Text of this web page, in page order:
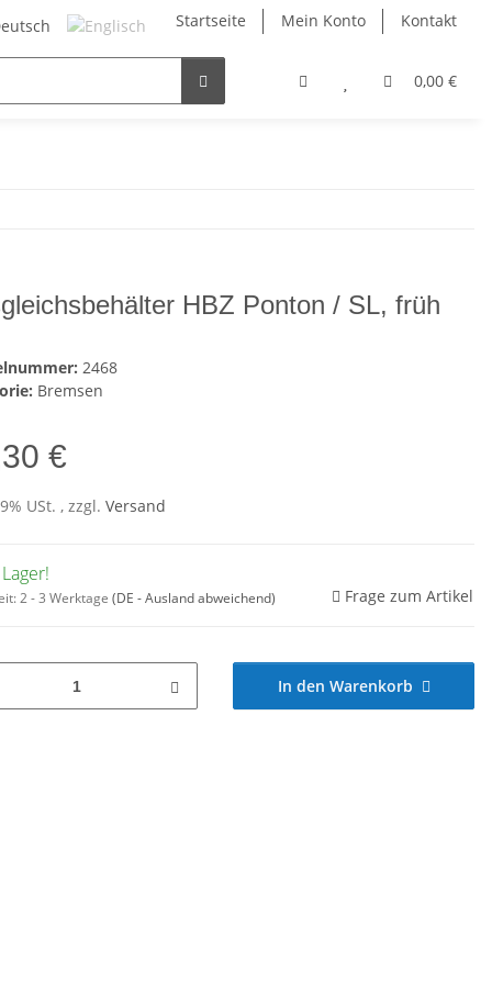
Startseite Mein Konto Kontakt
0,00 €
HBZ Ponton / SL, früh
2468
Bremsen
€
USt. , zzgl. Versand
2 - 3 Werktage (DE - Ausland abweichend) Frage zum Artikel
In den Warenkorb